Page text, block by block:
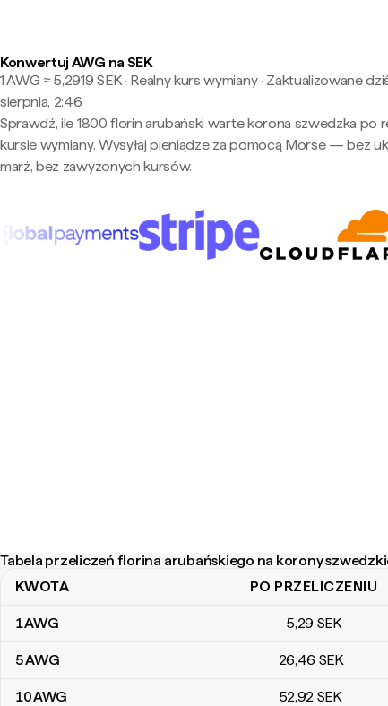
Konwertuj AWG na SEK
1 AWG ≈ 5,2919 SEK · Realny kurs wymiany· Zaktualizowane
sierpnia, 2:46
Sprawdź, ile 1800 florin arubański warte korona szwedzka po
kursie wymiany. Wysyłaj pieniądze za pomocą Morse — bez
marż, bez zawyżonych kursów.
Tabela przeliczeń florina arubańskiego na korony
Tabela przeliczeń florina arubańskiego na korony szwedzkiej
KWOTA PO PRZELICZENIU
1AWG 5,29 SEK
5AWG 26,46 SEK
10AWG 52,92 SEK